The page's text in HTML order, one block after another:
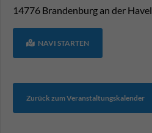
14776 Brandenburg an der Havel
NAVI STARTEN
Zurück zum Veranstaltungskalender